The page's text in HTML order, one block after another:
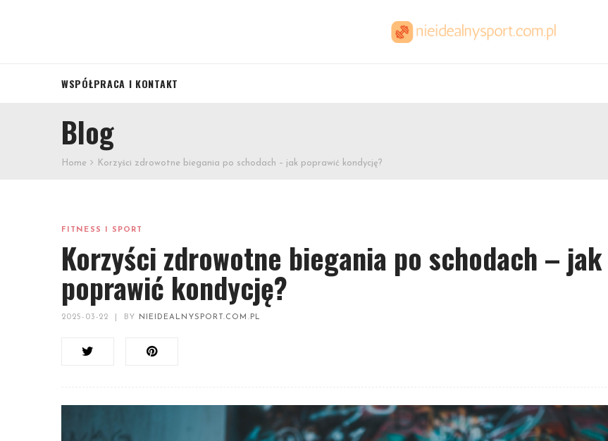
WSPÓŁPRACA I KONTAKT
Blog
Home Korzyści zdrowotne biegania po schodach – jak poprawić kondycję?
FITNESS I SPORT
Korzyści zdrowotne biegania po schodach – jak
poprawić kondycję?
2025-03-22 BY NIEIDEALNYSPORT.COM.PL